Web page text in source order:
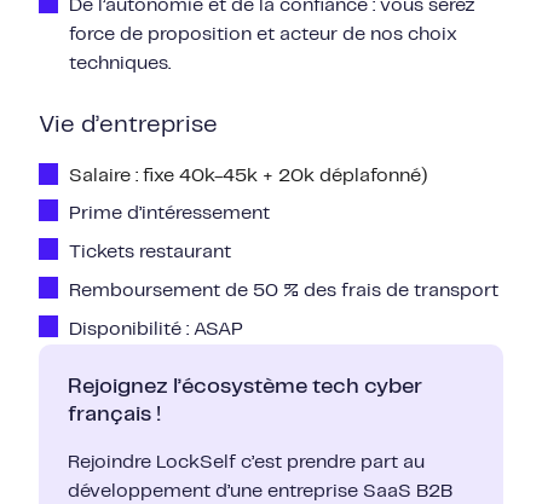
De l’autonomie et de la confiance : vous serez
force de proposition et acteur de nos choix
techniques.
Vie d’entreprise
Salaire : fixe 40k-45k + 20k déplafonné)
Prime d’intéressement
Tickets restaurant
Remboursement de 50 % des frais de transport
Disponibilité : ASAP
Rejoignez l’écosystème tech cyber
français !
Rejoindre LockSelf c’est prendre part au
développement d’une entreprise SaaS B2B